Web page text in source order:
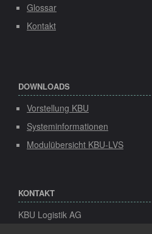
Glossar
Kontakt
DOWNLOADS
Vorstellung KBU
Systeminformationen
Modulübersicht KBU-LVS
KONTAKT
KBU Logistik AG